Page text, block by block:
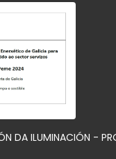
DA ILUMINACIÓN -